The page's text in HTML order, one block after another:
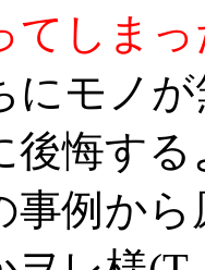
てしま
にモノ
後悔す
事例か